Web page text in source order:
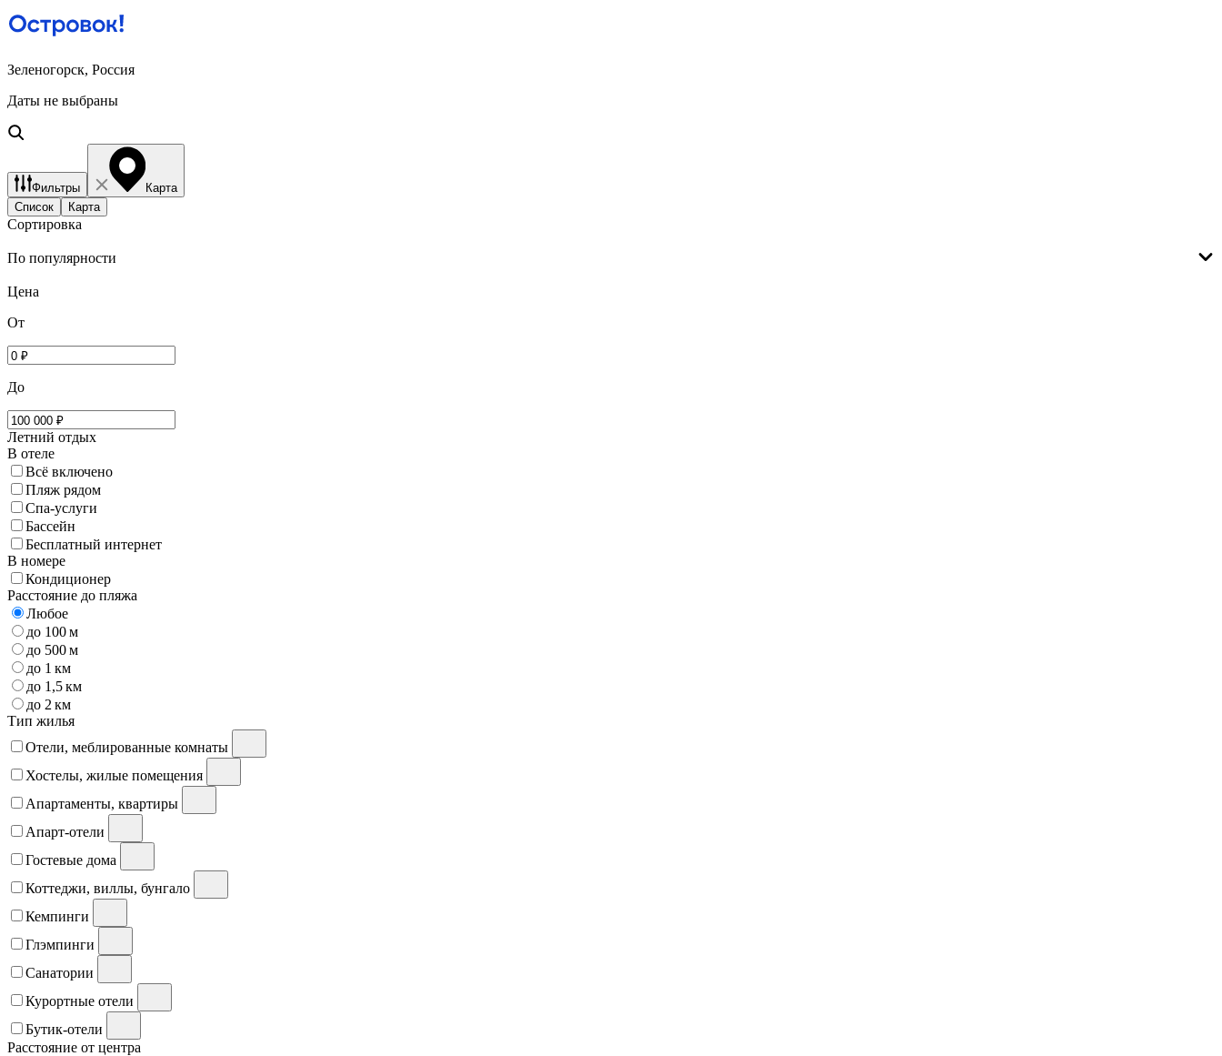
Зеленогорск, Россия
Даты не выбраны
Фильтры
Карта
Список
Карта
Сортировка
По популярности
Цена
От
До
Летний отдых
В отеле
Всё включено
Пляж рядом
Спа-услуги
Бассейн
Бесплатный интернет
В номере
Кондиционер
Расстояние до пляжа
Любое
до 100 м
до 500 м
до 1 км
до 1,5 км
до 2 км
Тип жилья
Отели, меблированные комнаты
Хостелы, жилые помещения
Апартаменты, квартиры
Апарт-отели
Гостевые дома
Коттеджи, виллы, бунгало
Кемпинги
Глэмпинги
Санатории
Курортные отели
Бутик-отели
Расстояние от центра